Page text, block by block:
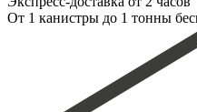
От 1 канистры до 1 тонны